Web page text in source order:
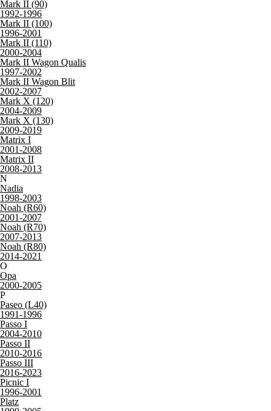
Mark II (90)
1992-1996
Mark II (100)
1996-2001
Mark II (110)
2000-2004
Mark II Wagon Qualis
1997-2002
Mark II Wagon Blit
2002-2007
Mark X (120)
2004-2009
Mark X (130)
2009-2019
Matrix I
2001-2008
Matrix II
2008-2013
N
Nadia
1998-2003
Noah (R60)
2001-2007
Noah (R70)
2007-2013
Noah (R80)
2014-2021
O
Opa
2000-2005
P
Paseo (L40)
1991-1996
Passo I
2004-2010
Passo II
2010-2016
Passo III
2016-2023
Picnic I
1996-2001
Platz